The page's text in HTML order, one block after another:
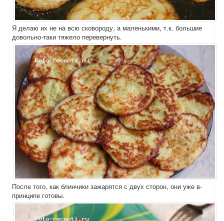
Я делаю их не на всю сковороду, а маленькими, т.к. большие
довольно-таки тяжело перевернуть.
После того, как блинчики зажарятся с двух сторон, они уже в-
принципе готовы.